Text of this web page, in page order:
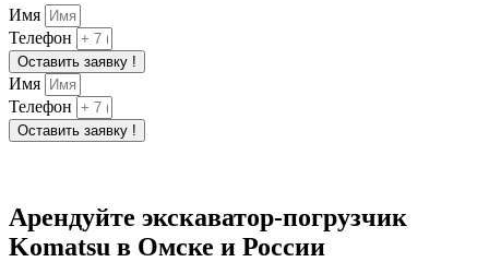
Имя
Телефон
Оставить заявку !
Имя
Телефон
Оставить заявку !
Арендуйте экскаватор-погрузчик
Komatsu в Омске и России